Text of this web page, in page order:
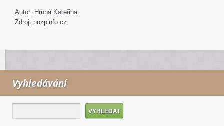
Autor: Hrubá Kateřina
Zdroj: bozpinfo.cz
Vyhledávání